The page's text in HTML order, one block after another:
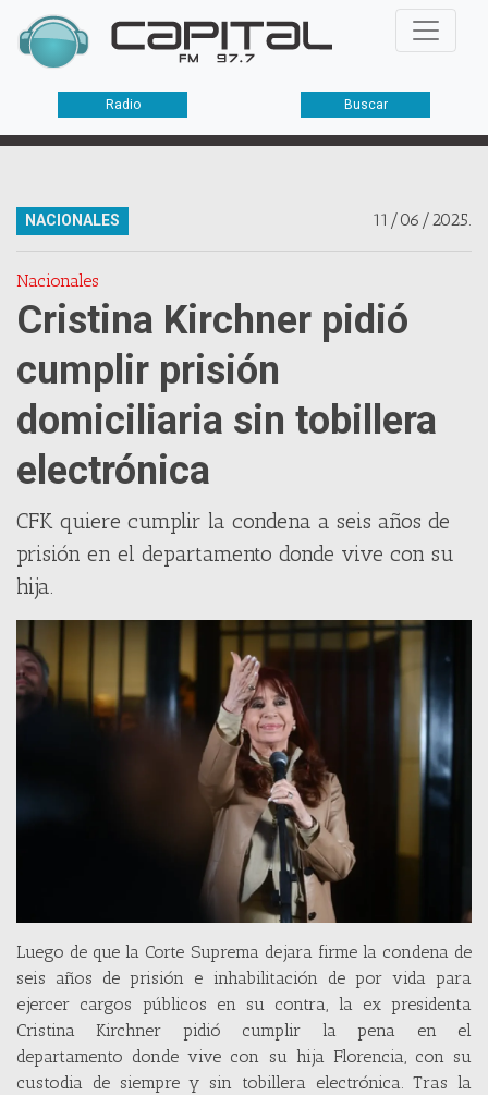
Radio Buscar
11/06/2025.
NACIONALES
Nacionales
Cristina Kirchner pidió
cumplir prisión
domiciliaria sin tobillera
electrónica
CFK quiere cumplir la condena a seis años de
prisión en el departamento donde vive con su
hija.
Luego de que la Corte Suprema dejara firme la condena de
seis años de prisión e inhabilitación de por vida para
ejercer cargos públicos en su contra, la ex presidenta
Cristina Kirchner pidió cumplir la pena en el
departamento donde vive con su hija Florencia, con su
custodia de siempre y sin tobillera electrónica. Tras la